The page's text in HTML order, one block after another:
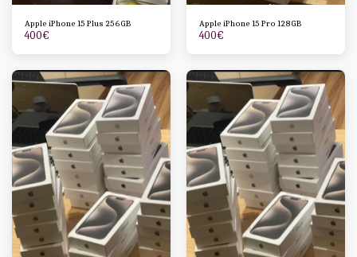
Apple iPhone 15 Plus 256GB
400€
Apple iPhone 15 Pro 128GB
400€